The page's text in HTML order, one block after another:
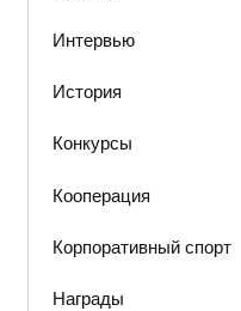
Интервью
История
Конкурсы
Кооперация
Корпоративный спорт
Награды